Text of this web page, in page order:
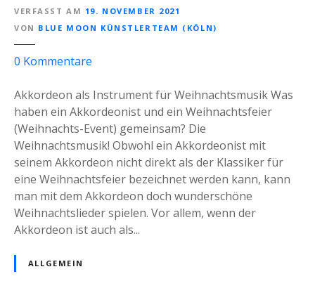
g
-
M
c
)
l
i
v
e
a
l
s
VERFASST AM 19. NOVEMBER 2021
VON BLUE MOON KÜNSTLERTEAM (KÖLN)
0 Kommentare
A
k
k
o
r
d
e
o
n
Akkordeon als Instrument für Weihnachtsmusik Was
haben ein Akkordeonist und ein Weihnachtsfeier
(Weihnachts-Event) gemeinsam? Die
Weihnachtsmusik! Obwohl ein Akkordeonist mit
seinem Akkordeon nicht direkt als der Klassiker für
eine Weihnachtsfeier bezeichnet werden kann, kann
man mit dem Akkordeon doch wunderschöne
Weihnachtslieder spielen. Vor allem, wenn der
Akkordeon ist auch als...
ALLGEMEIN